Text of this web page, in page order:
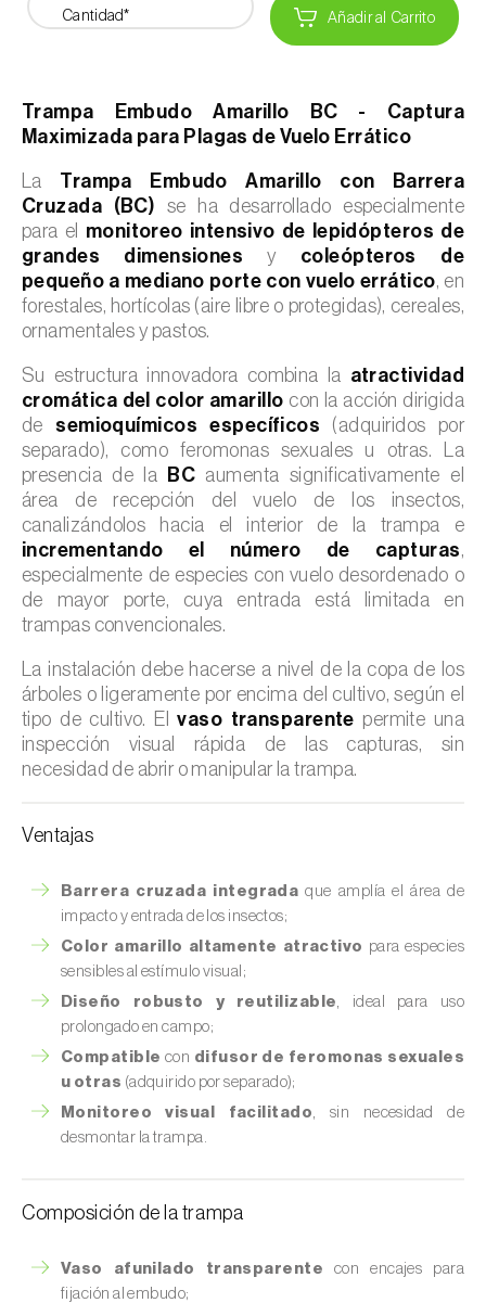
Cantidad* Añadir al Carrito
Trampa Embudo Amarillo BC - Captura
Maximizada para Plagas de Vuelo Errático
La Trampa Embudo Amarillo con Barrera
Cruzada (BC) se ha desarrollado especialmente
para el monitoreo intensivo de lepidópteros de
grandes dimensiones y coleópteros de
pequeño a mediano porte con vuelo errático, en
forestales, hortícolas (aire libre o protegidas), cereales,
ornamentales y pastos.
Su estructura innovadora combina la atractividad
cromática del color amarillo con la acción dirigida
desemioquímicos específicos (adquiridos por
separado), como feromonas sexuales u otras. La
presencia de la
BC aumenta significativamente el
área de recepción del vuelo de los insectos,
canalizándolos hacia el interior de la trampa e
incrementando el número de capturas,
especialmente de especies con vuelo desordenado o
de mayor porte, cuya entrada está limitada en
trampas convencionales.
La instalación debe hacerse a nivel de la copa de los
árboles o ligeramente por encima del cultivo, según el
tipo de cultivo. Elvaso transparente permite una
inspección visual rápida de las capturas, sin
necesidad de abrir o manipular la trampa.
Ventajas
Barrera cruzada integrada que amplía el área de
impacto y entrada de los insectos;
Color amarillo altamente atractivo para especies
sensibles al estímulo visual;
Diseño robusto y reutilizable, ideal para uso
prolongado en campo;
Compatible con difusor de feromonas sexuales
u otras (adquirido por separado);
Monitoreo visual facilitado, sin necesidad de
desmontar la trampa.
Composición de la trampa
Vaso afunilado transparente con encajes para
fijación al embudo;